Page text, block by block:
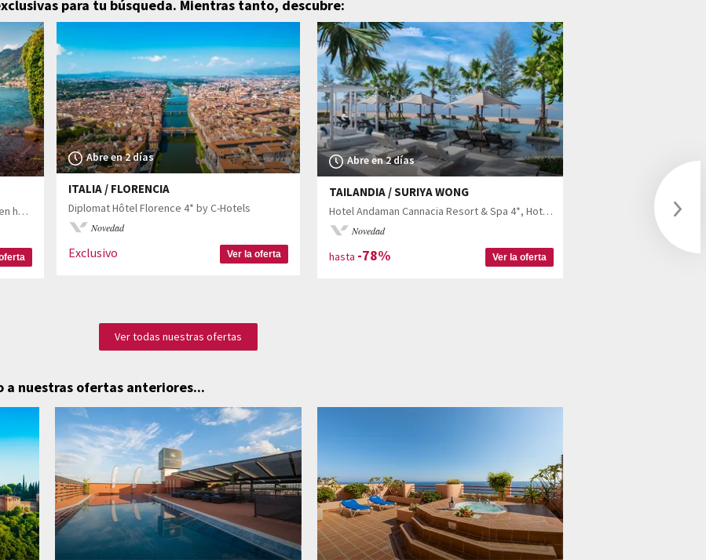
para tu búsqueda. Mientras tanto, descubre:
Descubre el Lago de Como con estancia en hotel 4*
Abre en 2 días
ITALIA / FLORENCIA
Diplomat Hôtel Florence 4* by C-Hotels
Novedad
Exclusivo Ver la oferta
Abre en 2 días
TAILANDIA / SURIYA WONG
Hotel Andaman Cannacia Resort & Spa 4*, Hotel Island Escape Burasari 5* y Hotel Pullman Khao Lak Resort 5* con posible estancia en Bangkok
Novedad
hasta -78% Ver la oferta
Ver la
Ver todas nuestras ofertas
a nuestras ofertas anteriores...